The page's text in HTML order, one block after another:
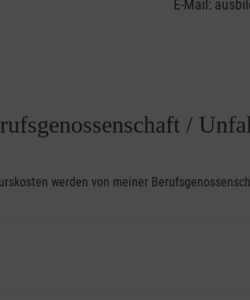
E-Mail:
/
werden von meiner